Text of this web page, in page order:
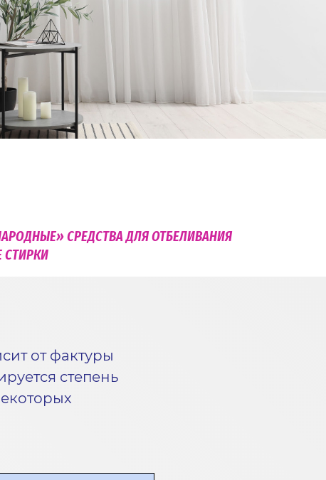
СРЕДСТВА ДЛЯ ОТБЕЛИВАНИЯ
СТИРКИ
от фактуры
степень